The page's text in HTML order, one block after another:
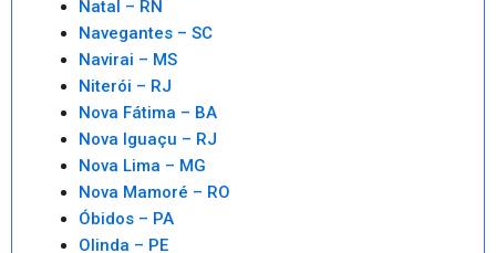
Natal – RN
Navegantes – SC
Navirai – MS
Niterói – RJ
Nova Fátima – BA
Nova Iguaçu – RJ
Nova Lima – MG
Nova Mamoré – RO
Óbidos – PA
Olinda – PE